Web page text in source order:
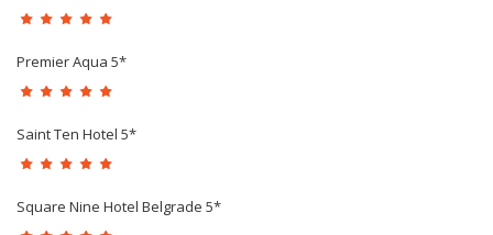
Premier Aqua 5*
Saint Ten Hotel 5*
Square Nine Hotel Belgrade 5*